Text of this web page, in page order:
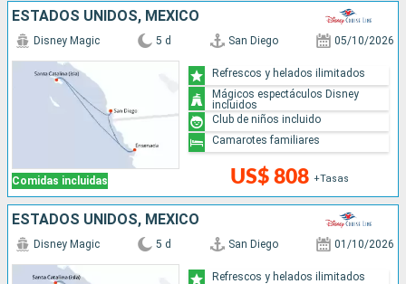
ESTADOS UNIDOS, MÉXICO
Comidas incluidas
Disney Magic 5 d San Diego 05/10/2026
US$ 808 +Tasas
Refrescos y helados ilimitados
Mágicos espectáculos Disney
incluidos
Club de niños incluido
Camarotes familiares
ESTADOS UNIDOS, MÉXICO
Disney Magic 5 d San Diego 01/10/2026
Refrescos y helados ilimitados